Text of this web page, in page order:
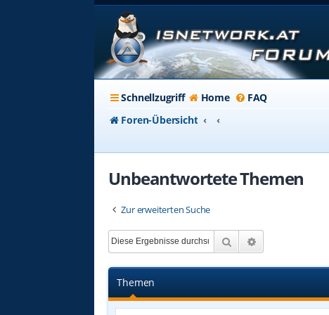
Schnellzugriff Home FAQ
Foren-Übersicht
Unbeantwortete Themen
Zur erweiterten Suche
Suche
Themen